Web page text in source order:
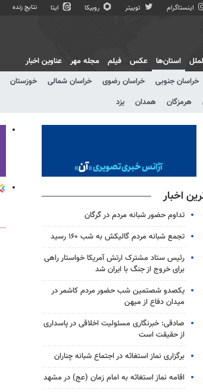
اینستاگرام توییتر روبیکا ایتا نتایج زنده
استان‌ها
خراسان جنوبی خراسان رضوی خراسان شمالی خوزستان
هرمزگان همدان یزد
عکس فیلم مجله مهر عناوین اخبار
اخبار
تداوم حضور شبانه مردم در گرگان
تجمع شبانه مردم گالیکش به شب ۱۶۰ رسید
رئیس ستاد مشترک ارتش آمریکا خواستار راهی
برای خروج از جنگ با ایران شد
یکصدو شصتمین شب حضور مردم کاشمر در
میدان دفاع از میهن
صادقی: خبرنگاری مسئولیت اخلاقی در پاسداری
از حقیقت است
برگزاری نماز استغاثه در اجتماع شبانه چناران
اقامه نماز استغاثه به امام زمان (عج) در مشهد